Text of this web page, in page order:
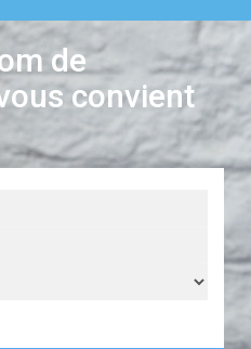
de
convient